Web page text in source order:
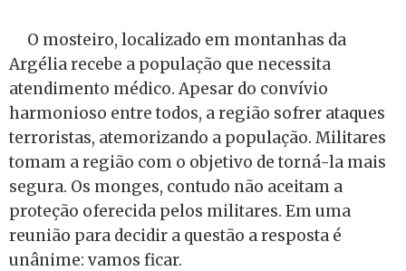
O mosteiro, localizado em montanhas da
Argélia recebe a população que necessita
atendimento médico. Apesar do convívio
harmonioso entre todos, a região sofrer ataques
terroristas, atemorizando a população. Militares
tomam a região com o objetivo de torná-la mais
segura. Os monges, contudo não aceitam a
proteção oferecida pelos militares. Em uma
reunião para decidir a questão a resposta é
unânime: vamos ficar.